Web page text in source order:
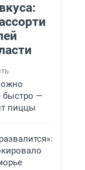
быстро —
пиццы